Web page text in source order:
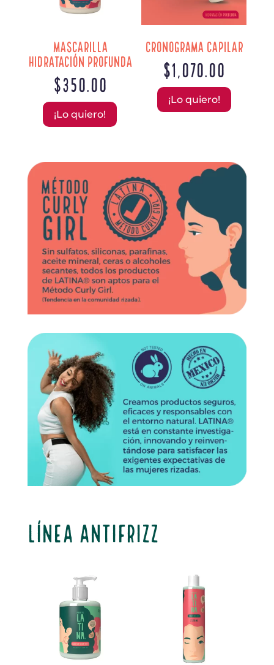
Mascarilla
Hidratación Profunda
$350.00
¡Lo quiero!
Cronograma Capilar
$1,070.00
¡Lo quiero!
Línea AntiFrizz